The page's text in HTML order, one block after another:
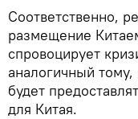
Соответственно,
размещение
спровоцирует
аналогичный
будет
для Китая.